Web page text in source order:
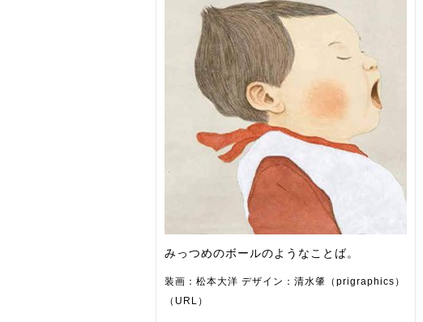
みっつめのボールのようなことば。
装画：松本大洋 デザイン：清水肇（prigraphics）
（URL）